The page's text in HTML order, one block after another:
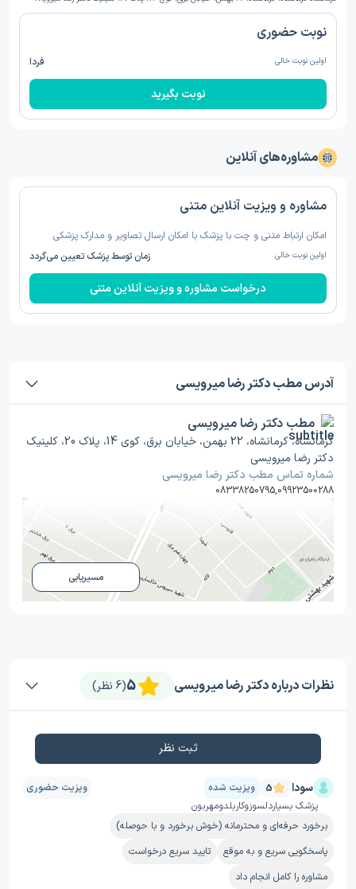
نوبت حضوری
اولین نوبت خالی فردا
نوبت بگیرید
مشاوره‌های آنلاین
مشاوره و ویزیت آنلاین متنی
امکان ارتباط متنی و چت با پزشک با امکان ارسال تصاویر و مدارک پزشکی
اولین نوبت خالی زمان توسط پزشک تعیین می‌گردد
درخواست مشاوره و ویزیت آنلاین متنی
آدرس مطب دکتر رضا میرویسی
مطب دکتر رضا میرویسی
کرمانشاه، کرمانشاه، 22 بهمن، خیابان برق، کوی 14، پلاک 20، کلینیک
دکتر رضا میرویسی
شماره تماس مطب دکتر رضا میرویسی
08338250795,09923500288
مسیریابی
نظرات درباره دکتر رضا میرویسی (6 نظر)5
ثبت نظر
سودا 5 ویزیت شده
ویزیت حضوری
پزشک بسیاردلسوزوکاربلدومهربون
برخورد حرفه‌ای و محترمانه (خوش برخورد و با حوصله)
پاسخگویی سریع و به موقع
تایید سریع درخواست
مشاوره را کامل انجام داد